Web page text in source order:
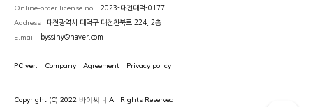
Online-order license no. 2023-대전대덕-0177
Address 대전광역시 대덕구 대전천북로 224, 2층
E.mail byssiny@naver.com
PC ver. Company Agreement Privacy policy
Copyright (C) 2022 바이씨니 All Rights Reserved